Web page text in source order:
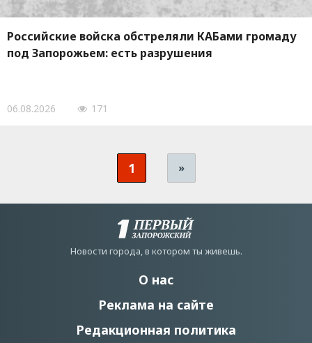
Российские войска обстреляли КАБами громаду
под Запорожьем: есть разрушения
06.08.2026 171
1 »
Новости города, в котором ты живешь.
О нас
Реклама на сайте
Редакционная политика